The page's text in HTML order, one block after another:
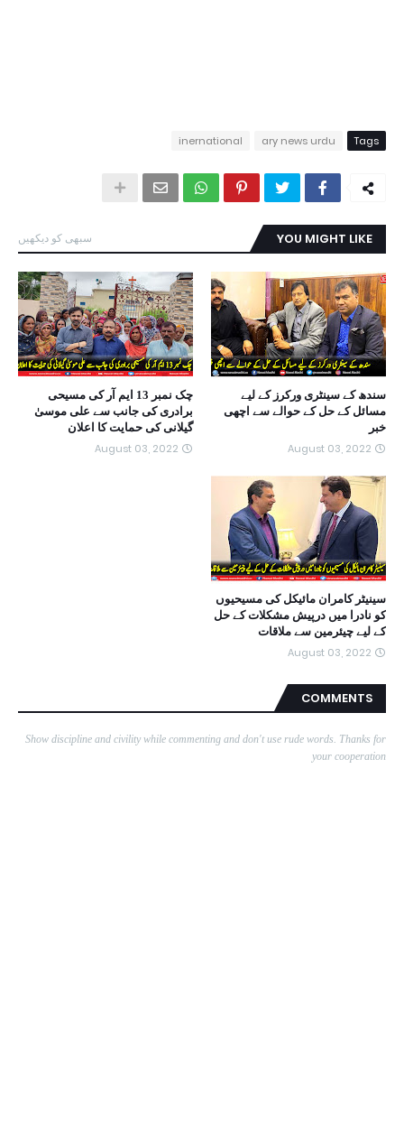
Tags
ary news urdu
inernational
YOU MIGHT LIKE سبھی کو دیکھیں
سندھ کے سینٹری ورکرز کے لیے
مسائل کے حل کے حوالے سے اچھی
خبر
August 03, 2022
چک نمبر 13 ایم آر کی مسیحی
برادری کی جانب سے علی موسیٰ
گیلانی کی حمایت کا اعلان
August 03, 2022
سینیٹر کامران مائیکل کی مسیحیوں
کو نادرا میں درپیش مشکلات کے حل
کے لیے چیئرمین سے ملاقات
August 03, 2022
COMMENTS
Show discipline and civility while commenting and don't use rude words. Thanks for
your cooperation